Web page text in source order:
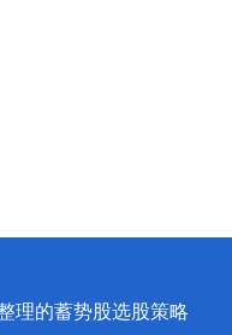
理的蓄势股选股策略